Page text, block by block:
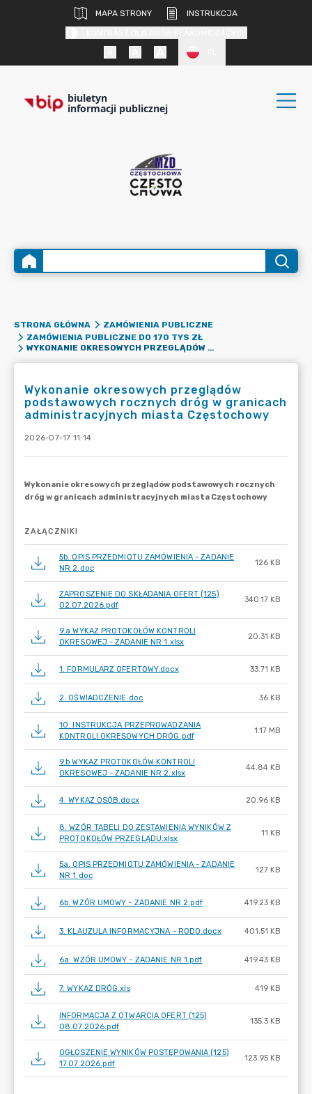
MAPA STRONY
INSTRUKCJA
biuletyn
informacji publicznej
STRONA GŁÓWNA
ZAMÓWIENIA PUBLICZNE
ZAMÓWIENIA PUBLICZNE DO 170 TYS ZŁ
WYKONANIE OKRESOWYCH PRZEGLĄDÓW PODSTAWOWYCH ROCZNYCH DRÓG W GRANICACH ADMINISTRACYJNYCH MIASTA CZĘSTOCHOWY
Wykonanie okresowych przeglądów
podstawowych rocznych dróg w granicach
administracyjnych miasta Częstochowy
2026-07-17 11:14
ZAŁĄCZNIKI
5b. OPIS PRZEDMIOTU ZAMÓWIENIA - ZADANIE
NR 2.doc
126 KB
ZAPROSZENIE DO SKŁADANIA OFERT (125)
02.07.2026.pdf
340.17 KB
9.a WYKAZ PROTOKOŁÓW KONTROLI
OKRESOWEJ - ZADANIE NR 1.xlsx
20.31 KB
1. FORMULARZ OFERTOWY.docx 33.71 KB
2. OŚWIADCZENIE.doc 36 KB
10. INSTRUKCJA PRZEPROWADZANIA
KONTROLI OKRESOWYCH DRÓG.pdf
1.17 MB
9.b WYKAZ PROTOKOŁÓW KONTROLI
OKRESOWEJ - ZADANIE NR 2.xlsx
44.84 KB
4. WYKAZ OSÓB.docx 20.96 KB
8. WZÓR TABELI DO ZESTAWIENIA WYNIKÓW Z
PROTOKOŁÓW PRZEGLĄDU.xlsx
11 KB
5a. OPIS PRZEDMIOTU ZAMÓWIENIA - ZADANIE
NR 1.doc
127 KB
6b. WZÓR UMOWY - ZADANIE NR 2.pdf 419.23 KB
3. KLAUZULA INFORMACYJNA - RODO.docx 401.51 KB
6a. WZÓR UMOWY - ZADANIE NR 1.pdf 419.43 KB
7. WYKAZ DRÓG.xls 419 KB
INFORMACJA Z OTWARCIA OFERT (125)
08.07.2026.pdf
135.3 KB
OGŁOSZENIE WYNIKÓW POSTĘPOWANIA (125)
17.07.2026.pdf
123.95 KB